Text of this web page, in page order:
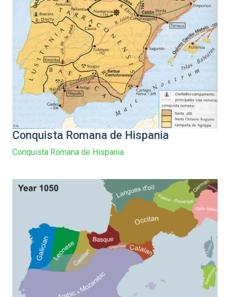
Conquista Romana de Hispania
Conquista Romana de Hispania